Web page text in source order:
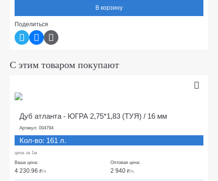
В корзину
Поделиться
С этим товаром покупают
Дуб атланта - ЮГРА 2,75*1,83 (ТУЯ) / 16 мм
Артикул: 004794
Кол-во: 161 л.
цена за 1м
Ваша цена:
4 230.96 ₽/л.
Оптовая цена:
2 940 ₽/л.